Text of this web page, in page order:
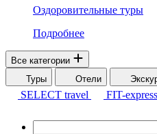
Оздоровительные туры
Подробнее
Все категории
Туры
Отели
SELECT travel
FIT-express